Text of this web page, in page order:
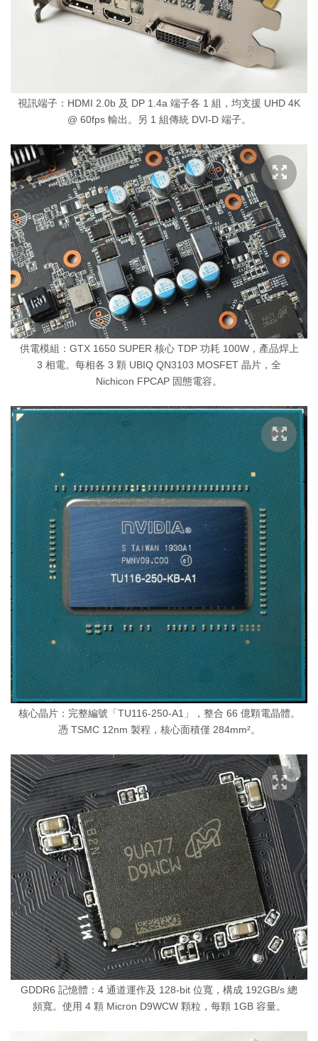
視訊端子：HDMI 2.0b 及 DP 1.4a 端子各 1 組，均支援 UHD 4K
@ 60fps 輸出。另 1 組傳統 DVI-D 端子。
供電模組：GTX 1650 SUPER 核心 TDP 功耗 100W，產品焊上
3 相電。每相各 3 顆 UBIQ QN3103 MOSFET 晶片，全
Nichicon FPCAP 固態電容。
核心晶片：完整編號「TU116-250-A1」，整合 66 億顆電晶體。
憑 TSMC 12nm 製程，核心面積僅 284mm²。
GDDR6 記憶體：4 通道運作及 128-bit 位寬，構成 192GB/s 總
頻寬。使用 4 顆 Micron D9WCW 顆粒，每顆 1GB 容量。